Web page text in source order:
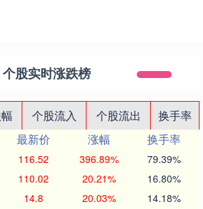
个股实时涨跌榜
个股流入 个股流出
换手率
最新价 涨幅
换手率
116.52 396.89% 79.39%
110.02 20.21% 16.80%
14.8 20.03% 14.18%